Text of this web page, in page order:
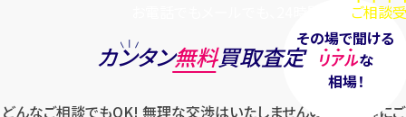
ご相談
その場で聞ける
リアルな
相場！
カンタン無料買取査定
どんなご相談でもOK! 無理な交渉はいたしませんのでお気軽にご